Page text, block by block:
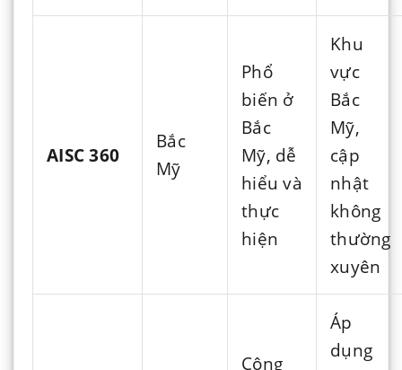
AISC 360
Bắc
Mỹ
Phổ
biến ở
Bắc
Mỹ, dễ
hiểu và
thực
hiện
Khu
vực
Bắc
Mỹ,
cập
nhật
không
thường
xuyên
Công
Áp
dụng